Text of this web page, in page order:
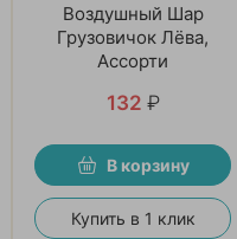
Воздушный Шар
Грузовичок Лёва,
Ассорти
132 ₽
В корзину
Купить в 1 клик